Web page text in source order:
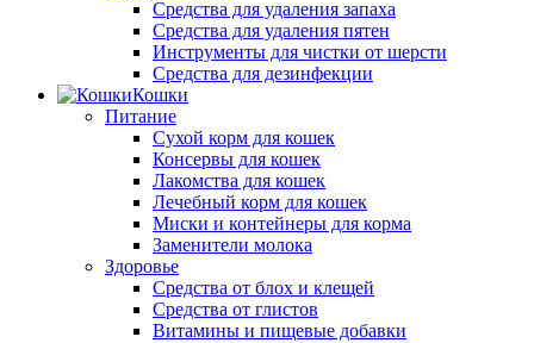
Средства для удаления запаха
Средства для удаления пятен
Инструменты для чистки от шерсти
Средства для дезинфекции
Кошки
Питание
Сухой корм для кошек
Консервы для кошек
Лакомства для кошек
Лечебный корм для кошек
Миски и контейнеры для корма
Заменители молока
Здоровье
Средства от блох и клещей
Средства от глистов
Витамины и пищевые добавки